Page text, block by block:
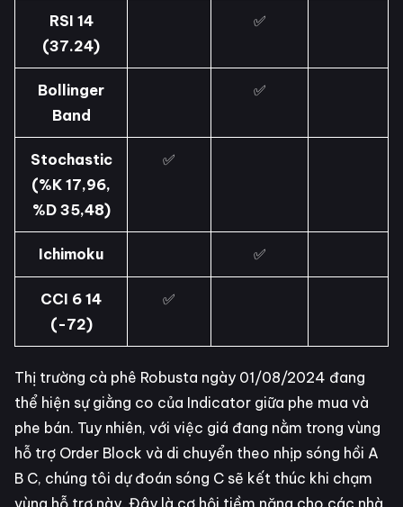
RSI 14
(37.24)
✅
Bollinger
Band
✅
Stochastic
(%K 17,96,
%D 35,48)
✅
Ichimoku ✅
CCI 6 14
(-72)
✅
Thị trường cà phê Robusta ngày 01/08/2024 đang
thể hiện sự giằng co của Indicator giữa phe mua và
phe bán. Tuy nhiên, với việc giá đang nằm trong vùng
hỗ trợ Order Block và di chuyển theo nhịp sóng hồi A
B C, chúng tôi dự đoán sóng C sẽ kết thúc khi chạm